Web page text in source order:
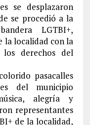
se desplazaron
se procedió a la
LGTBI+,
la localidad con la
derechos del
pasacalles
del municipio
alegría y
representantes
de la localidad,